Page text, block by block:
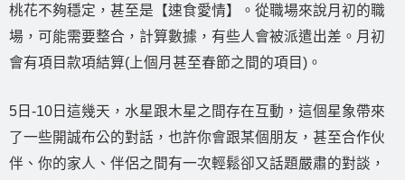
桃花不夠穩定，甚至是【速食愛情】。從職場來說月初的職
場，可能需要整合，計算數據，有些人會被派遣出差。月初
會有項目款項結算(上個月甚至春節之間的項目)。
5日-10日這幾天，水星跟木星之間存在互動，這個星象帶來
了一些開誠布公的對話，也許你會跟某個朋友，甚至合作伙
伴、你的家人、伴侶之間有一次輕鬆卻又話題嚴肅的對談，